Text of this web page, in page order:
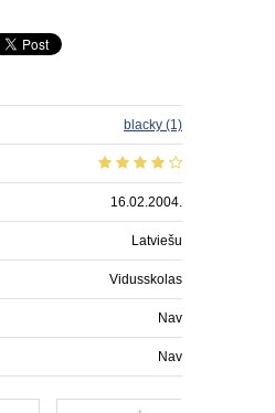
blacky (1)
16.02.2004.
Latviešu
Vidusskolas
Nav
Nav